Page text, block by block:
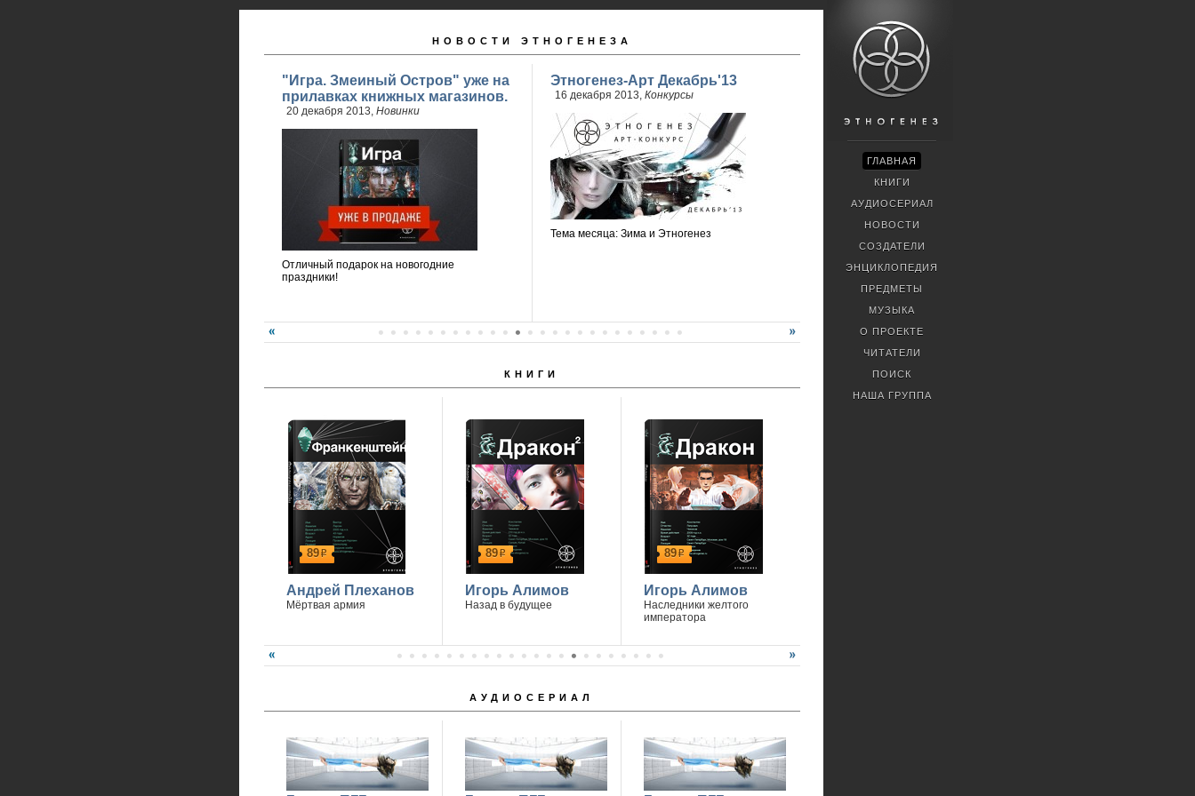
НОВОСТИ ЭТНОГЕНЕЗА
"Игра. Змеиный Остров" уже на
прилавках книжных магазинов.
20 декабря 2013, Новинки
Отличный подарок на новогодние
праздники!
Этногенез-Арт Декабрь'13
16 декабря 2013, Конкурсы
Тема месяца: Зима и Этногенез
КНИГИ
89р
Андрей Плеханов
Мёртвая армия
89р
Игорь Алимов
Назад в будущее
89р
Игорь Алимов
Наследники желтого
императора
АУДИОСЕРИАЛ
ГЛАВНАЯ
КНИГИ
АУДИОСЕРИАЛ
НОВОСТИ
СОЗДАТЕЛИ
ЭНЦИКЛОПЕДИЯ
ПРЕДМЕТЫ
МУЗЫКА
О ПРОЕКТЕ
ЧИТАТЕЛИ
ПОИСК
НАША ГРУППА